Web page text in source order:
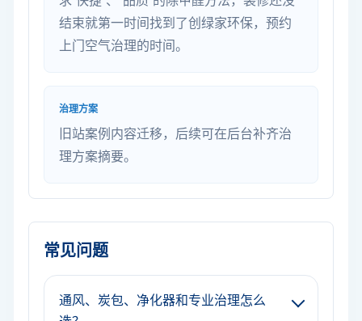
结束就第一时间找到了创绿家环保，预约
上门空气治理的时间。
治理方案
旧站案例内容迁移，后续可在后台补齐治
理方案摘要。
常见问题
通风、炭包、净化器和专业治理怎么